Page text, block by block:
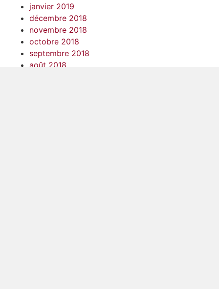
janvier 2019
décembre 2018
novembre 2018
octobre 2018
septembre 2018
août 2018